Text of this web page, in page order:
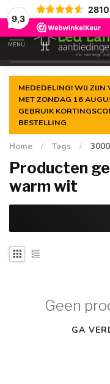
9,3
2810
Gegarandeerde de
MENU
MEDEDELING! WIJ
MET ZONDAG 16
GEBRUIK
BESTELLING
Home / Tags /
Producten
warm wit
Geen
GA